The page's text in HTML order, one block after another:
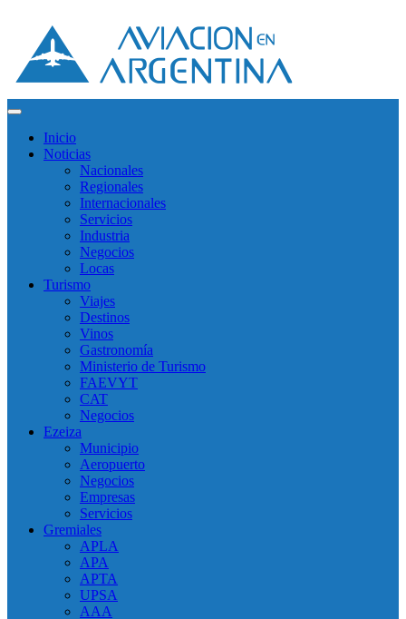
Inicio
Noticias
Nacionales
Regionales
Internacionales
Servicios
Industria
Negocios
Locas
Turismo
Viajes
Destinos
Vinos
Gastronomía
Ministerio de Turismo
FAEVYT
CAT
Negocios
Ezeiza
Municipio
Aeropuerto
Negocios
Empresas
Servicios
Gremiales
APLA
APA
APTA
UPSA
AAA